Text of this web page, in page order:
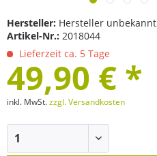
Hersteller: Hersteller unbekannt
Artikel-Nr.: 2018044
Lieferzeit ca. 5 Tage
49,90 € *
inkl. MwSt.zzgl. Versandkosten